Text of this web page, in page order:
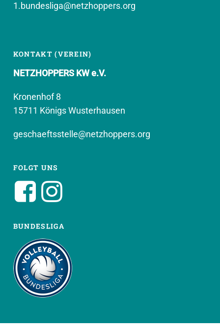
1.bundesliga@netzhoppers.org
KONTAKT (VEREIN)
NETZHOPPERS KW e.V.
Kronenhof 8
15711 Königs Wusterhausen
geschaeftsstelle@netzhoppers.org
FOLGT UNS
BUNDESLIGA